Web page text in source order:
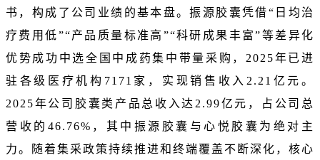
书，构成了公司业绩的基本盘。振源胶囊凭借“日均治
疗费用低”“产品质量标准高”“科研成果丰富”等差异化
优势成功中选全国中成药集中带量采购，2025年已进
驻各级医疗机构7171家，实现销售收入2.21亿元。
2025年公司胶囊类产品总收入达2.99亿元，占公司总
营收的46.76%，其中振源胶囊与心悦胶囊为绝对主
力。随着集采政策持续推进和终端覆盖不断深化，核心